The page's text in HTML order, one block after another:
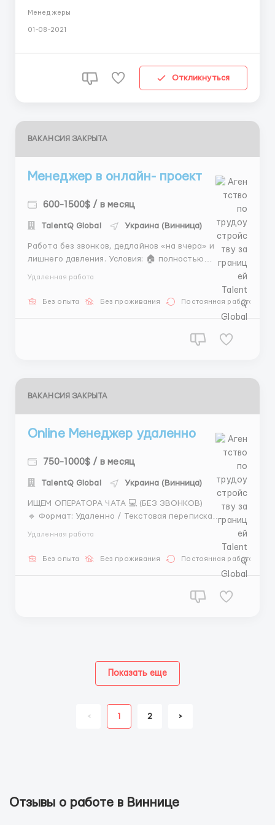
которые готовы много работать и получать
Менеджеры
01-08-2021
Откликнуться
ВАКАНСИЯ ЗАКРЫТА
Менеджер в онлайн- проект
600-1500$ / в месяц
TalentQ Global Украина (Винница)
Работа без звонков, дедлайнов «на вчера» и
лишнего давления. Условия: 🏠 полностью
стабильный интернет ✍️ уверенное владение
Удаленная работа
Без опыта Без проживания Постоянная работа
ВАКАНСИЯ ЗАКРЫТА
Online Менеджер удаленно
750-1000$ / в месяц
TalentQ Global Украина (Винница)
ИЩЕМ ОПЕРАТОРА ЧАТА 💻 (БЕЗ ЗВОНКОВ)
🔹 Формат: Удаленно / Текстовая переписка
ПК или Ноутбук (обязательно!) — Грамотность и
Удаленная работа
Без опыта Без проживания Постоянная работа
< 1 2 >
Показать еще
Отзывы о работе в Виннице